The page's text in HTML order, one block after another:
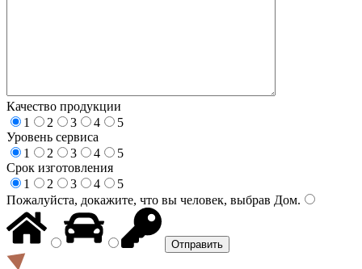
Качество продукции
1
2 3 4
5
Уровень сервиса
1
2 3 4
5
Срок изготовления
1
2 3 4
5
Пожалуйста, докажите, что вы человек, выбрав Дом.